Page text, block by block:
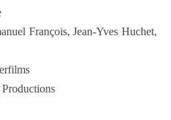
François, Jean-Yves Huchet,